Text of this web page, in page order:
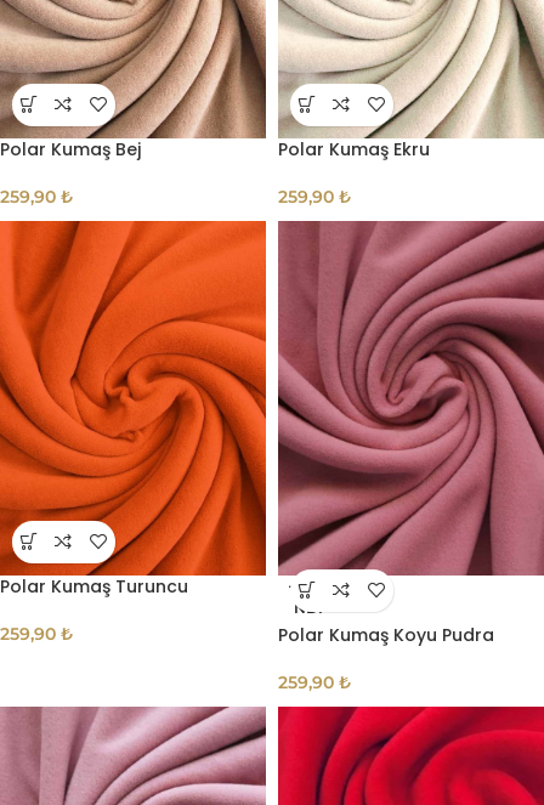
Polar Kumaş Bej
259,90 ₺
Polar Kumaş Ekru
259,90 ₺
Polar Kumaş Turuncu
259,90 ₺
TÜKE
NDI
Polar Kumaş Koyu Pudra
259,90 ₺